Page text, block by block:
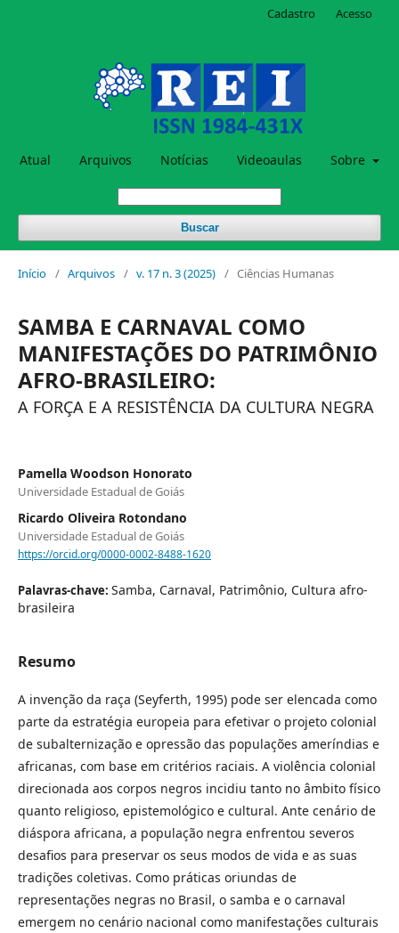
Atual Arquivos Notícias Videoaulas Sobre
Buscar
Cadastro Acesso
Início / Arquivos / v. 17 n. 3 (2025) / Ciências Humanas
SAMBA E CARNAVAL COMO
MANIFESTAÇÕES DO PATRIMÔNIO
AFRO-BRASILEIRO:
A FORÇA E A RESISTÊNCIA DA CULTURA NEGRA
Pamella Woodson Honorato
Universidade Estadual de Goiás
Ricardo Oliveira Rotondano
Universidade Estadual de Goiás
https://orcid.org/0000-0002-8488-1620
Palavras-chave: Samba, Carnaval, Patrimônio, Cultura afro-
brasileira
Resumo
A invenção da raça (Seyferth, 1995) pode ser elencada como
parte da estratégia europeia para efetivar o projeto colonial
de subalternização e opressão das populações ameríndias e
africanas, com base em critérios raciais. A violência colonial
direcionada aos corpos negros incidiu tanto no âmbito físico
quanto religioso, epistemológico e cultural. Ante cenário de
diáspora africana, a população negra enfrentou severos
desafios para preservar os seus modos de vida e as suas
tradições coletivas. Como práticas oriundas de
representações negras no Brasil, o samba e o carnaval
emergem no cenário nacional como manifestações culturais